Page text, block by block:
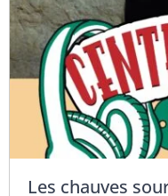
Les chauves